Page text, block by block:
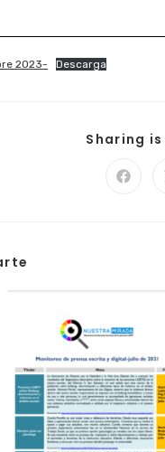
2023- Descarga
Sharing